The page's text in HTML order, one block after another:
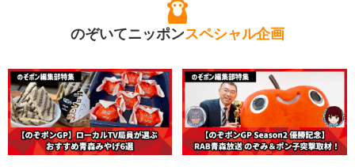
のぞいてニッポンスペシャル企画